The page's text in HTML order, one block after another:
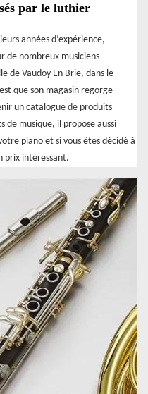
par le luthier
années d’expérience,
de nombreux musiciens
de Vaudoy En Brie, dans le
que son magasin regorge
un catalogue de produits
de musique, il propose aussi
piano et si vous êtes décidé à
prix intéressant.